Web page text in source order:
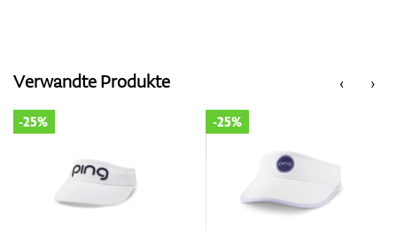
‹
Verwandte Produkte ›
-25% -25%